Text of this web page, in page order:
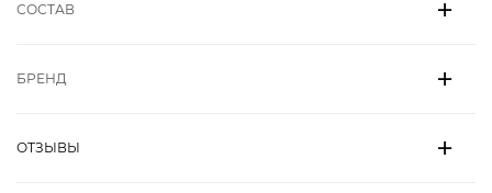
СОСТАВ
БРЕНД
ОТЗЫВЫ